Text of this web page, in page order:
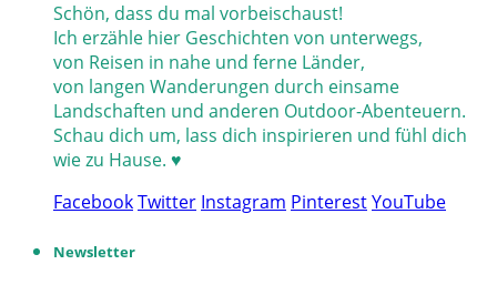
Schön, dass du mal vorbeischaust!
Ich erzähle hier Geschichten von unterwegs,
von Reisen in nahe und ferne Länder,
von langen Wanderungen durch einsame
Landschaften und anderen Outdoor-Abenteuern.
Schau dich um, lass dich inspirieren und fühl dich
wie zu Hause. ♥
FacebookTwitter Instagram PinterestYouTube
Newsletter